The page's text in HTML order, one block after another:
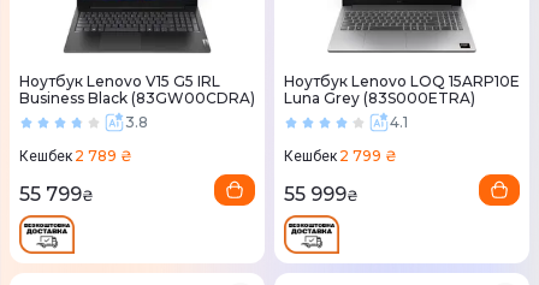
Ноутбук Lenovo V15 G5 IRL
Business Black (83GW00CDRA)
3.8
Кешбек 2 789 ₴
55 799₴
Ноутбук Lenovo LOQ 15ARP10E
Luna Grey (83S000ETRA)
4.1
Кешбек 2 799 ₴
55 999₴